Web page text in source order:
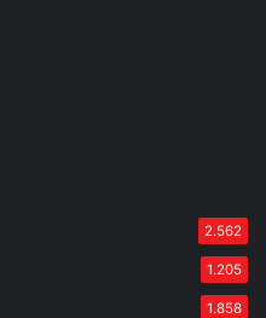
2.562
1.205
1.858